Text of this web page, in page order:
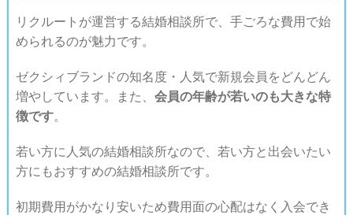
リクルートが運営する結婚相談所で、手ごろな費用で始
められるのが魅力です。
ゼクシィブランドの知名度・人気で新規会員をどんどん
増やしています。また、 会員の年齢が若いのも大きな特
徴です。
若い方に人気の結婚相談所なので、若い方と出会いたい
方にもおすすめの結婚相談所です。
初期費用がかなり安いため費用面の心配はなく入会でき